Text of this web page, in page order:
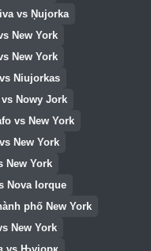
vs Ņujorka
New York
New York
Niujorkas
vs Nowy Jork
vs New York
New York
New York
Nova Iorque
phố New York
New York